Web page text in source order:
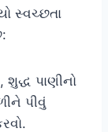
સ્વચ્છતા
શુદ્ધ પાણીનો
પીવું